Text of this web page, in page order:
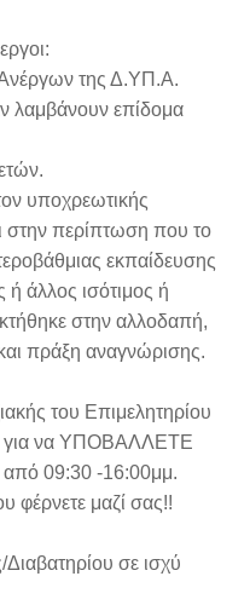
της Δ.ΥΠ.Α.
λαμβάνουν επίδομα
υποχρεωτικής
στην περίπτωση που το
εκπαίδευσης
άλλος ισότιμος ή
στην αλλοδαπή,
πράξη αναγνώρισης.
του Επιμελητηρίου
για να ΥΠΟΒΑΛΛΕΤΕ
09:30 -16:00μμ.
φέρνετε μαζί σας!!
Διαβατηρίου σε ισχύ